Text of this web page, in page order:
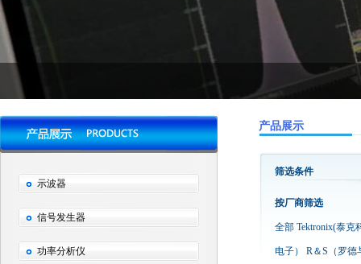
示波器
信号发生器
功率分析仪
产品展示
筛选条件
按厂商筛选
全部 Tektronix(泰克
电子） R＆S（罗德